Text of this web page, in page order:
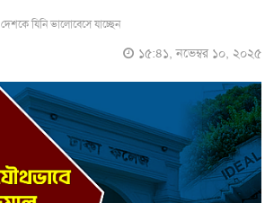
যিনি ভালোবেসে যাচ্ছেন
১৫:৪১, নভেম্বর ১০, ২০২৫